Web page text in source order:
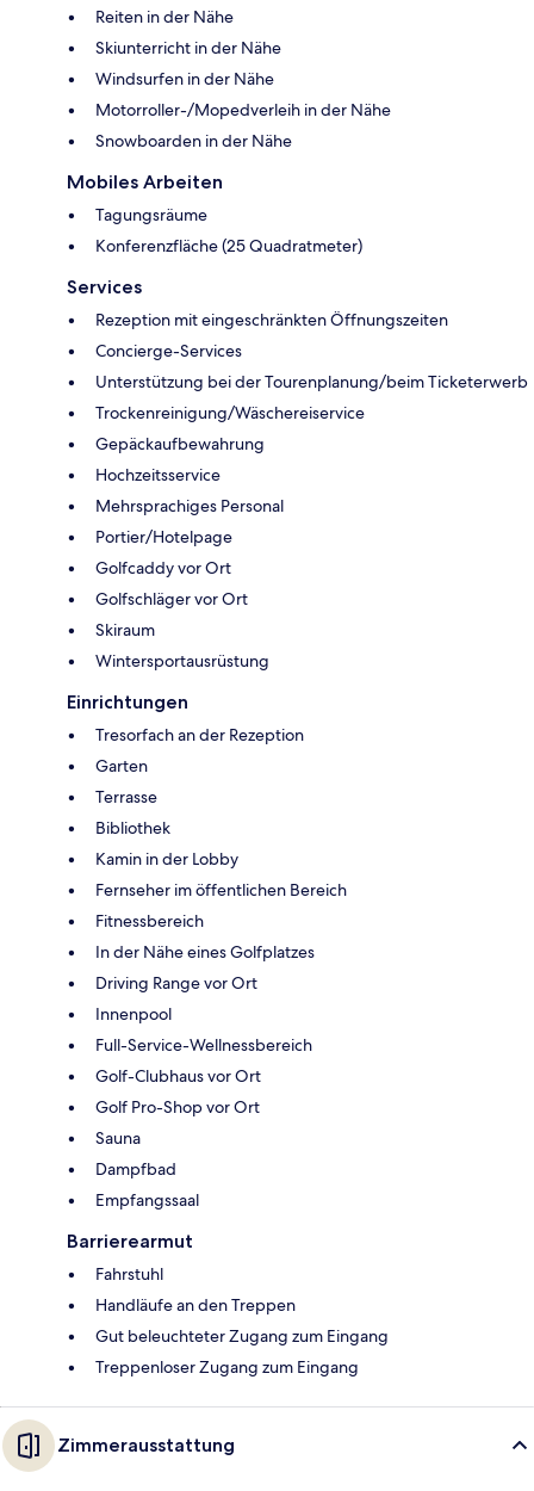
Reiten in der Nähe
Skiunterricht in der Nähe
Windsurfen in der Nähe
Motorroller-/Mopedverleih in der Nähe
Snowboarden in der Nähe
Mobiles Arbeiten
Tagungsräume
Konferenzfläche (25 Quadratmeter)
Services
Rezeption mit eingeschränkten Öffnungszeiten
Concierge-Services
Unterstützung bei der Tourenplanung/beim Ticketerwerb
Trockenreinigung/Wäschereiservice
Gepäckaufbewahrung
Hochzeitsservice
Mehrsprachiges Personal
Portier/Hotelpage
Golfcaddy vor Ort
Golfschläger vor Ort
Skiraum
Wintersportausrüstung
Einrichtungen
Tresorfach an der Rezeption
Garten
Terrasse
Bibliothek
Kamin in der Lobby
Fernseher im öffentlichen Bereich
Fitnessbereich
In der Nähe eines Golfplatzes
Driving Range vor Ort
Innenpool
Full-Service-Wellnessbereich
Golf-Clubhaus vor Ort
Golf Pro-Shop vor Ort
Sauna
Dampfbad
Empfangssaal
Barrierearmut
Fahrstuhl
Handläufe an den Treppen
Gut beleuchteter Zugang zum Eingang
Treppenloser Zugang zum Eingang
Zimmerausstattung